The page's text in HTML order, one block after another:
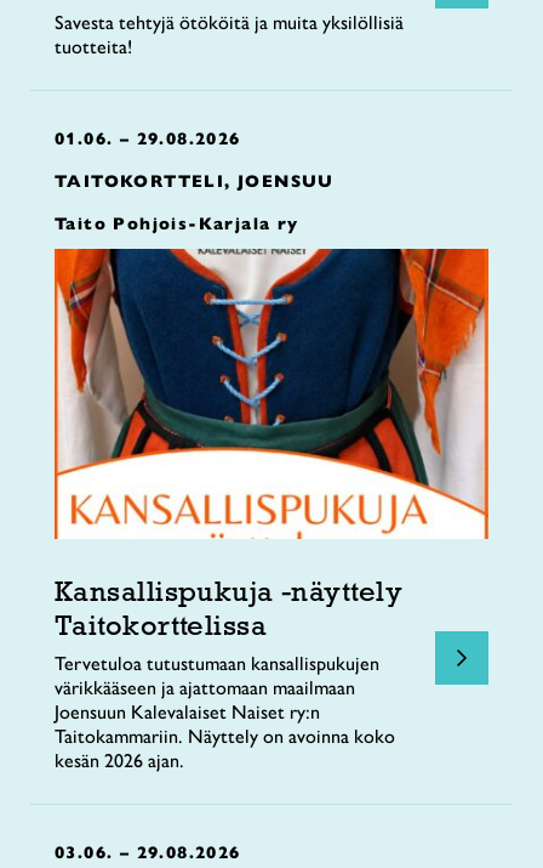
Savesta tehtyjä ötököitä ja muita yksilöllisiä
tuotteita!
01.06. – 29.08.2026
TAITOKORTTELI, JOENSUU
Taito Pohjois-Karjala ry
Kansallispukuja -näyttely
Taitokorttelissa
Tervetuloa tutustumaan kansallispukujen
värikkääseen ja ajattomaan maailmaan
Joensuun Kalevalaiset Naiset ry:n
Taitokammariin. Näyttely on avoinna koko
kesän 2026 ajan.
03.06. – 29.08.2026